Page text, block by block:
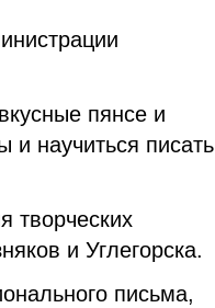
пянсе и
и научиться писать
творческих
и Углегорска.
письма,